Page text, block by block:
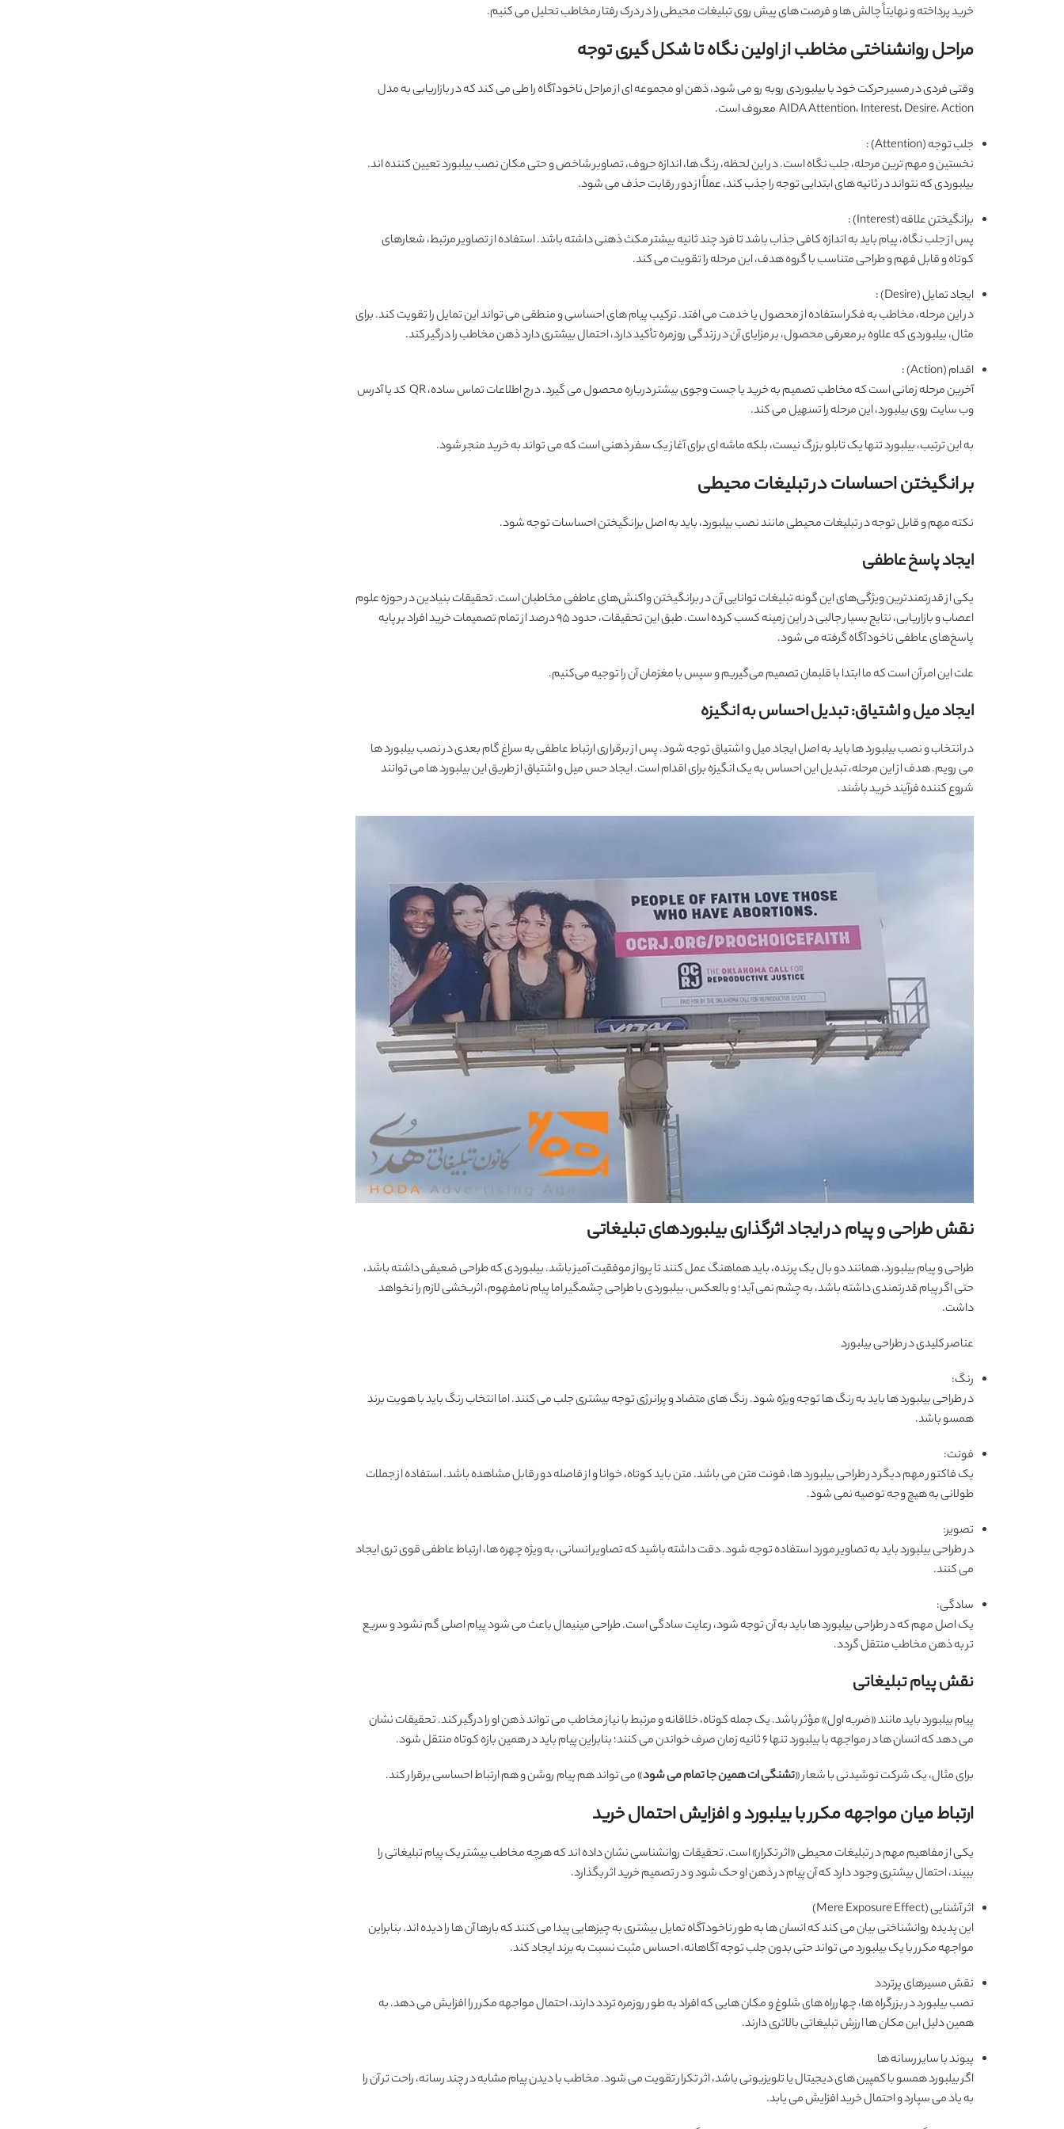
خرید پرداخته و نهایتاً چالش ها و فرصت های پیش روی تبلیغات محیطی را در درک رفتار مخاطب تحلیل می کنیم.
مراحل روانشناختی مخاطب از اولین نگاه تا شکل گیری توجه
وقتی فردی در مسیر حرکت خود با بیلبوردی روبه رو می شود، ذهن او مجموعه ای از مراحل ناخودآگاه را طی می کند که در بازاریابی به مدل
AIDA Attention، Interest، Desire، Action معروف است.
جلب توجه (Attention) :
نخستین و مهم ترین مرحله، جلب نگاه است. در این لحظه، رنگ ها، اندازه حروف، تصاویر شاخص و حتی مکان نصب بیلبورد تعیین کننده اند.
بیلبوردی که نتواند در ثانیه های ابتدایی توجه را جذب کند، عملاً از دور رقابت حذف می شود.
برانگیختن علاقه (Interest) :
پس از جلب نگاه، پیام باید به اندازه کافی جذاب باشد تا فرد چند ثانیه بیشتر مکث ذهنی داشته باشد. استفاده از تصاویر مرتبط، شعارهای
کوتاه و قابل فهم و طراحی متناسب با گروه هدف، این مرحله را تقویت می کند.
ایجاد تمایل (Desire) :
در این مرحله، مخاطب به فکر استفاده از محصول یا خدمت می افتد. ترکیب پیام های احساسی و منطقی می تواند این تمایل را تقویت کند. برای
مثال، بیلبوردی که علاوه بر معرفی محصول، بر مزایای آن در زندگی روزمره تأکید دارد، احتمال بیشتری دارد ذهن مخاطب را درگیر کند.
اقدام (Action) :
آخرین مرحله زمانی است که مخاطب تصمیم به خرید یا جست وجوی بیشتر درباره محصول می گیرد. درج اطلاعات تماس ساده، QR کد یا آدرس
وب سایت روی بیلبورد، این مرحله را تسهیل می کند.
به این ترتیب، بیلبورد تنها یک تابلو بزرگ نیست، بلکه ماشه ای برای آغاز یک سفر ذهنی است که می تواند به خرید منجر شود.
بر انگیختن احساسات در تبلیغات محیطی
نکته مهم و قابل توجه در تبلیغات محیطی مانند نصب بیلبورد، باید به اصل برانگیختن احساسات توجه شود.
ایجاد پاسخ عاطفی
یکی از قدرتمندترین ویژگی‌های این گونه تبلیغات توانایی آن در برانگیختن واکنش‌های عاطفی مخاطبان است. تحقیقات بنیادین در حوزه علوم
اعصاب و بازاریابی، نتایج بسیار جالبی در این زمینه کسب کرده است. طبق این تحقیقات، حدود ۹۵ درصد از تمام تصمیمات خرید افراد بر پایه
پاسخ‌های عاطفی ناخودآگاه گرفته می ‌شود.
علت این امر آن است که ما ابتدا با قلبمان تصمیم می‌گیریم و سپس با مغزمان آن را توجیه می‌کنیم.
ایجاد میل و اشتیاق: تبدیل احساس به انگیزه
در انتخاب و نصب بیلبورد ها باید به اصل ایجاد میل و اشتیاق توجه شود. پس از برقراری ارتباط عاطفی به سراغ گام بعدی در نصب بیلبورد ها
می رویم. هدف از این مرحله، تبدیل این احساس به یک انگیزه برای اقدام است. ایجاد حس میل و اشتیاق از طریق این بیلبورد ها می ‌توانند
شروع‌ کننده فرآیند خرید باشند.
نقش طراحی و پیام در ایجاد اثرگذاری بیلبوردهای تبلیغاتی
طراحی و پیام بیلبورد، همانند دو بال یک پرنده، باید هماهنگ عمل کنند تا پرواز موفقیت آمیز باشد. بیلبوردی که طراحی ضعیفی داشته باشد،
حتی اگر پیام قدرتمندی داشته باشد، به چشم نمی آید؛ و بالعکس، بیلبوردی با طراحی چشمگیر اما پیام نامفهوم، اثربخشی لازم را نخواهد
داشت.
عناصر کلیدی در طراحی بیلبورد
رنگ:
در طراحی بیلبورد ها باید به رنگ ها توجه ویژه شود. رنگ های متضاد و پرانرژی توجه بیشتری جلب می کنند. اما انتخاب رنگ باید با هویت برند
همسو باشد.
فونت:
یک فاکتور مهم دیگر در طراحی بیلبورد ها، فونت متن می باشد. متن باید کوتاه، خوانا و از فاصله دور قابل مشاهده باشد. استفاده از جملات
طولانی به هیچ وجه توصیه نمی شود.
تصویر:
در طراحی بیلبورد باید به تصاویر مورد استفاده توجه شود. دقت داشته باشید که تصاویر انسانی، به ویژه چهره ها، ارتباط عاطفی قوی تری ایجاد
می کنند.
سادگی:
یک اصل مهم که در طراحی بیلبورد ها باید به آن توجه شود، رعایت سادگی است. طراحی مینیمال باعث می شود پیام اصلی گم نشود و سریع
تر به ذهن مخاطب منتقل گردد.
نقش پیام تبلیغاتی
پیام بیلبورد باید مانند «ضربه اول» مؤثر باشد. یک جمله کوتاه، خلاقانه و مرتبط با نیاز مخاطب می تواند ذهن او را درگیر کند. تحقیقات نشان
می دهد که انسان ها در مواجهه با بیلبورد تنها ۶ ثانیه زمان صرف خواندن می کنند؛ بنابراین پیام باید در همین بازه کوتاه منتقل شود.
برای مثال، یک شرکت نوشیدنی با شعار «تشنگی ات همین جا تمام می شود» می تواند هم پیام روشن و هم ارتباط احساسی برقرار کند.
ارتباط میان مواجهه مکرر با بیلبورد و افزایش احتمال خرید
یکی از مفاهیم مهم در تبلیغات محیطی «اثر تکرار» است. تحقیقات روانشناسی نشان داده اند که هرچه مخاطب بیشتر یک پیام تبلیغاتی را
ببیند، احتمال بیشتری وجود دارد که آن پیام در ذهن او حک شود و در تصمیم خرید اثر بگذارد.
اثر آشنایی (Mere Exposure Effect)
این پدیده روانشناختی بیان می کند که انسان ها به طور ناخودآگاه تمایل بیشتری به چیزهایی پیدا می کنند که بارها آن ها را دیده اند. بنابراین
مواجهه مکرر با یک بیلبورد می تواند حتی بدون جلب توجه آگاهانه، احساس مثبت نسبت به برند ایجاد کند.
نقش مسیرهای پرتردد
نصب بیلبورد در بزرگراه ها، چهارراه های شلوغ و مکان هایی که افراد به طور روزمره تردد دارند، احتمال مواجهه مکرر را افزایش می دهد. به
همین دلیل این مکان ها ارزش تبلیغاتی بالاتری دارند.
پیوند با سایر رسانه ها
اگر بیلبورد همسو با کمپین های دیجیتال یا تلویزیونی باشد، اثر تکرار تقویت می شود. مخاطب با دیدن پیام مشابه در چند رسانه، راحت تر آن را
به یاد می سپارد و احتمال خرید افزایش می یابد.